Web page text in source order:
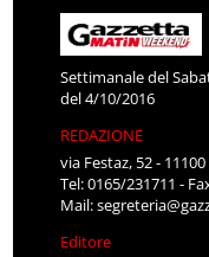
Settimanale del
del 4/10/2016
REDAZIONE
via Festaz, 52 -
Tel: 0165/231711 -
Mail:
Editore